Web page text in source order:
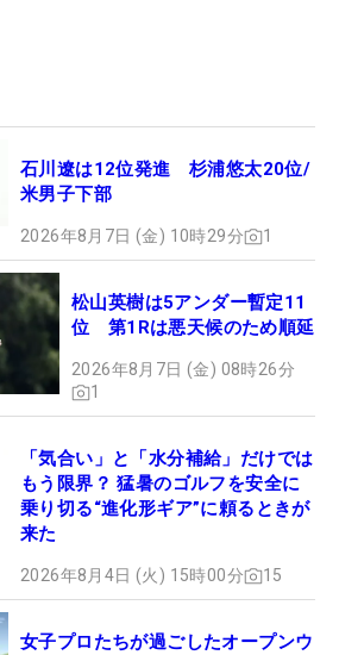
石川遼は12位発進 杉浦悠太20位/
米男子下部
2026年8月7日 (金) 10時29分 1
松山英樹は5アンダー暫定11
位 第1Rは悪天候のため順延
2026年8月7日 (金) 08時26分
1
「気合い」と「水分補給」だけでは
もう限界？ 猛暑のゴルフを安全に
乗り切る“進化形ギア”に頼るときが
来た
2026年8月4日 (火) 15時00分 15
女子プロたちが過ごしたオープンウ